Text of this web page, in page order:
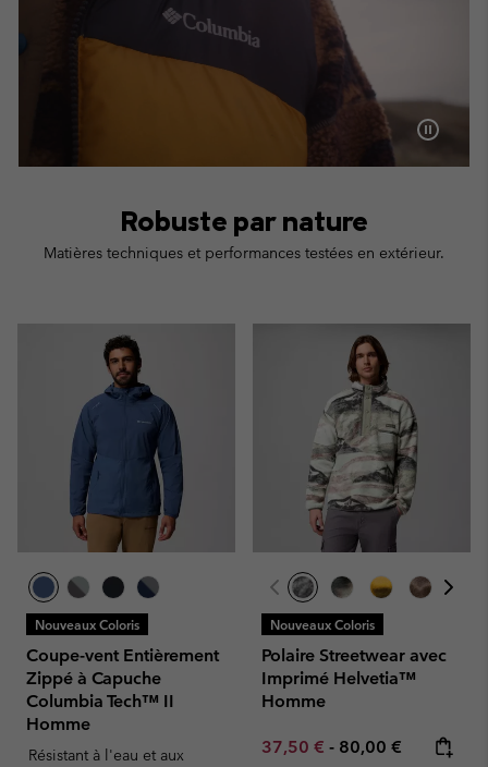
Robuste par nature
Matières techniques et performances testées en extérieur.
Nouveaux Coloris
Coupe-vent Entièrement
Zippé à Capuche
Columbia Tech™ II
Homme
Résistant à l'eau et aux
Nouveaux Coloris
Polaire Streetwear avec
Imprimé Helvetia™
Homme
Minimum sale price:
37,50 € - Maximum price:
80,00 €